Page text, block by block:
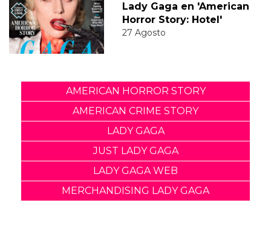
Lady Gaga en 'American
Horror Story: Hotel'
27 Agosto
AMERICAN HORROR STORY
AMERICAN CRIME STORY
LADY GAGA
JUST LADY GAGA
LADY GAGA WEB
MERCHANDISING LADY GAGA